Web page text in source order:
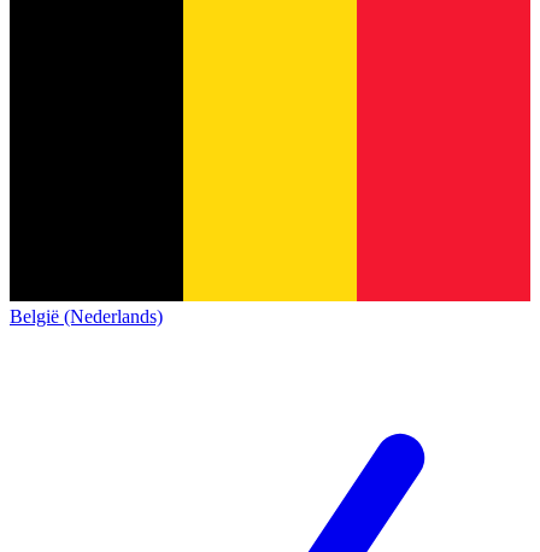
België (Nederlands)